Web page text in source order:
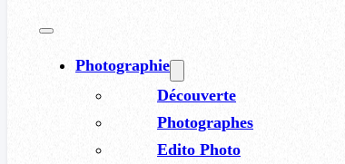
Photographie
Découverte
Photographes
Edito Photo